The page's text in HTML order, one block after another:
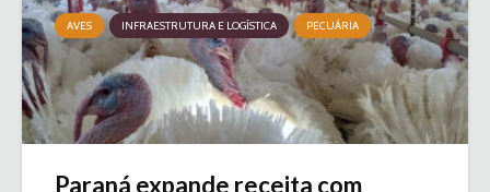
AVES INFRAESTRUTURA E LOGÍSTICA PECUÁRIA
Paraná expande receita com